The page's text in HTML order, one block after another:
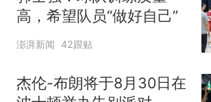
高，希望队员“做好自己”
澎湃新闻 42跟贴
杰伦-布朗将于8月30日在